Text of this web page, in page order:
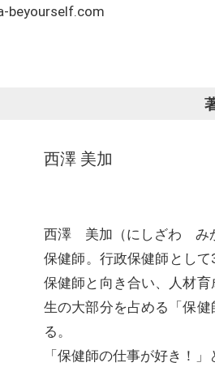
西澤 美加
西澤 美加（にしざわ み
保健師。行政保健師とし
保健師と向き合い、人材
生の大部分を占める「保
る。
「保健師の仕事が好き！